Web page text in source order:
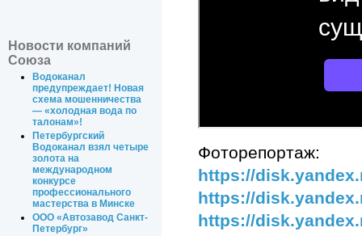
Новости компаний
Союза
Водоканал
предупреждает! Новая
схема мошенничества
— «холодная вода по
талонам»!
Петербургский
Водоканал взял четыре
золота на
международном
конкурсе
профессионального
мастерства в Минске
ООО «Автозавод Санкт-
Петербург»
Фоторепортаж:
https://
https://
https://